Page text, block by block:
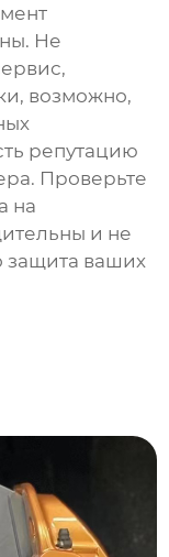
Не
возможно,
репутацию
Проверьте
на
и не
защита ваших